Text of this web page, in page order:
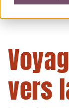
vers